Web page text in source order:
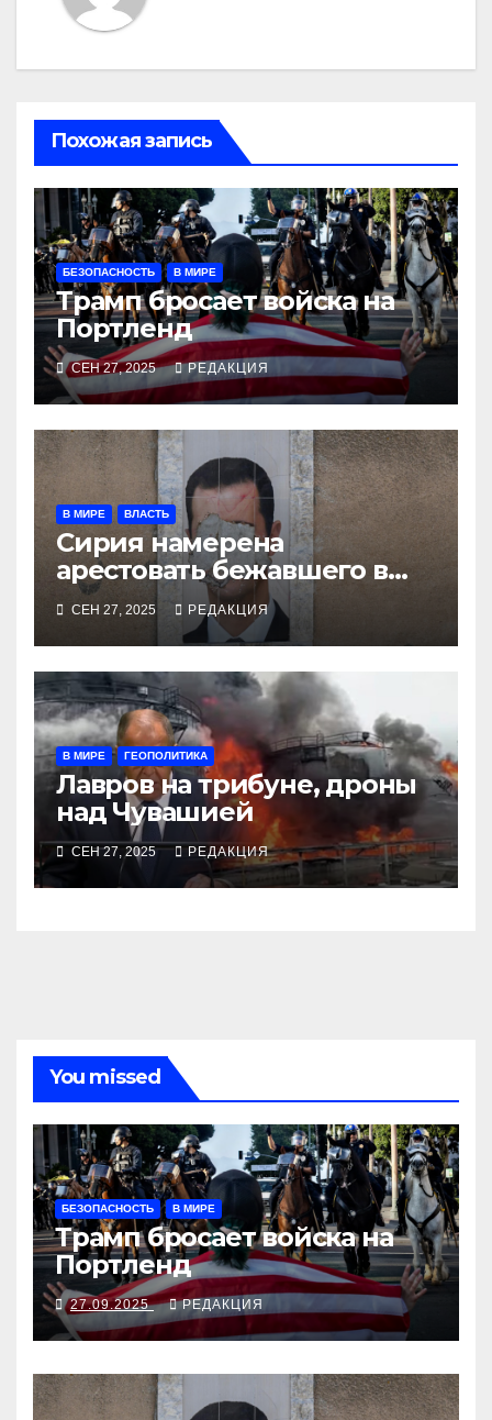
Похожая запись
БЕЗОПАСНОСТЬ В МИРЕ
Трамп бросает войска на
Портленд
СЕН 27, 2025 РЕДАКЦИЯ
В МИРЕ ВЛАСТЬ
Сирия намерена
арестовать бежавшего в
Москву экс-диктатора
СЕН 27, 2025 РЕДАКЦИЯ
В МИРЕ ГЕОПОЛИТИКА
Лавров на трибуне, дроны
над Чувашией
СЕН 27, 2025 РЕДАКЦИЯ
You missed
БЕЗОПАСНОСТЬ В МИРЕ
Трамп бросает войска на
Портленд
27.09.2025 РЕДАКЦИЯ